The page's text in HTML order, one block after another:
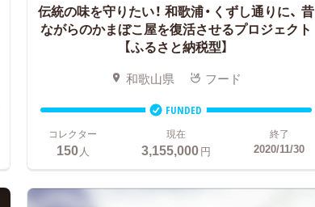
伝統の味を守りたい！ 和歌浦・くずし通りに、 昔
ながらのかまぼこ屋を復活させるプロジェクト
【ふるさと納税型】
和歌山県 フード
FUNDED
コレクター
150人
現在
3,155,000円
終了
2020/11/30